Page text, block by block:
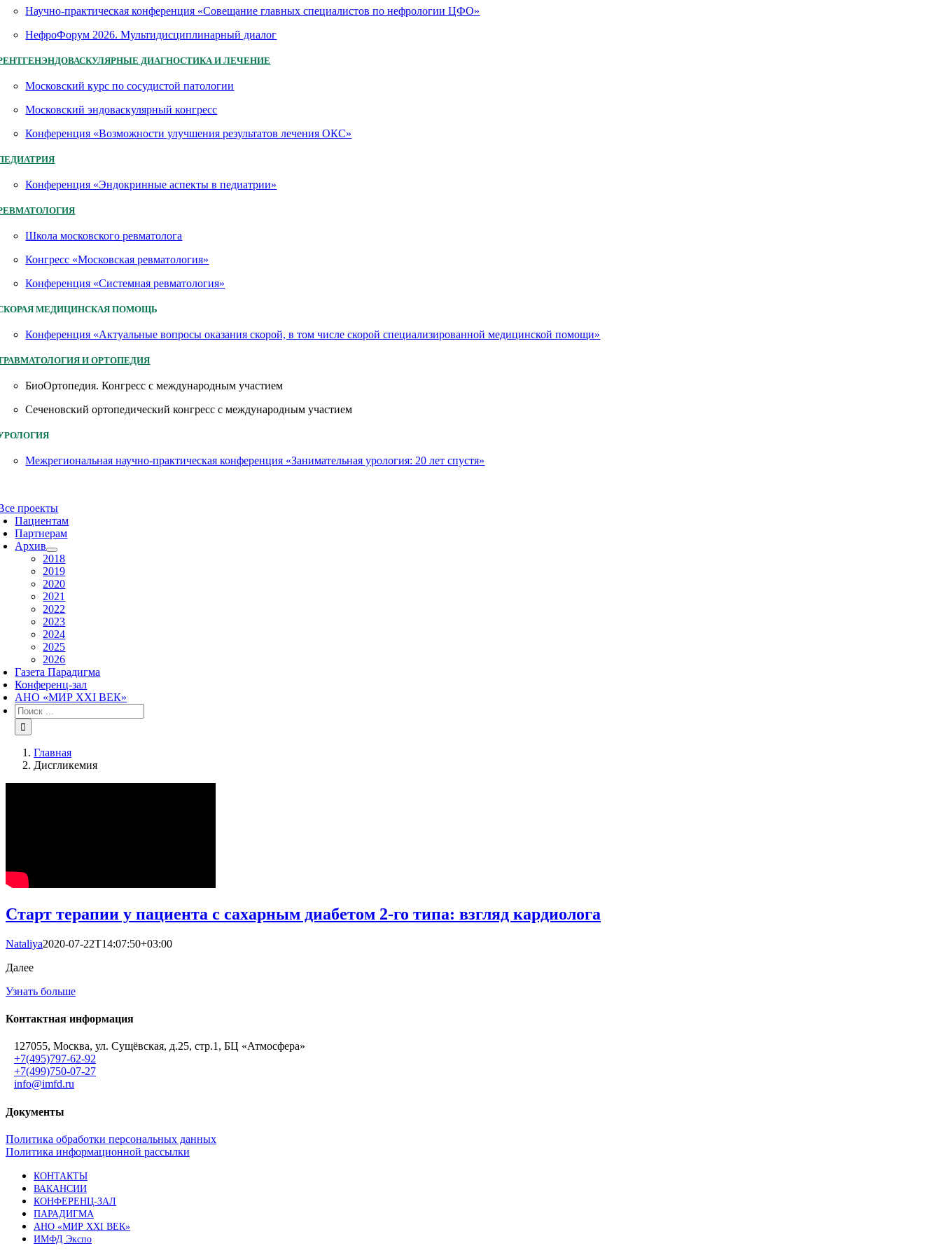
Научно-практическая конференция «Совещание главных специалистов по нефрологии ЦФО»
НефроФорум 2026. Мультидисциплинарный диалог
ДИАГНОСТИКА И ЛЕЧЕНИЕ
Московский курс по сосудистой патологии
Московский эндоваскулярный конгресс
Конференция «Возможности улучшения результатов лечения ОКС»
Конференция «Эндокринные аспекты в педиатрии»
Школа московского ревматолога
Конгресс «Московская ревматология»
Конференция «Системная ревматология»
МЕДИЦИНСКАЯ ПОМОЩЬ
Конференция «Актуальные вопросы оказания скорой, в том числе скорой специализированной медицинской помощи»
И ОРТОПЕДИЯ
БиоОртопедия. Конгресс с международным участием
Сеченовский ортопедический конгресс с международным участием
Межрегиональная научно-практическая конференция «Занимательная урология: 20 лет спустя»
проекты
Пациентам
Партнерам
Архив
2018
2019
2020
2021
2022
2023
2024
2025
2026
Газета Парадигма
Конференц-зал
АНО «МИР XXI ВЕК»
Результат
поиска:
Главная
Дисгликемия
Старт терапии у пациента с сахарным диабетом 2-го типа: взгляд кардиолога
Nataliya2020-07-22T14:07:50+03:00
Далее
Узнать больше
Контактная информация
127055, Москва, ул. Сущёвская, д.25, стр.1, БЦ «Атмосфера»
+7(495)797-62-92
+7(499)750-07-27
info@imfd.ru
Документы
Политика обработки персональных данных
Политика информационной рассылки
КОНТАКТЫ
ВАКАНСИИ
КОНФЕРЕНЦ-ЗАЛ
ПАРАДИГМА
АНО «МИР XXI ВЕК»
ИМФД Экспо